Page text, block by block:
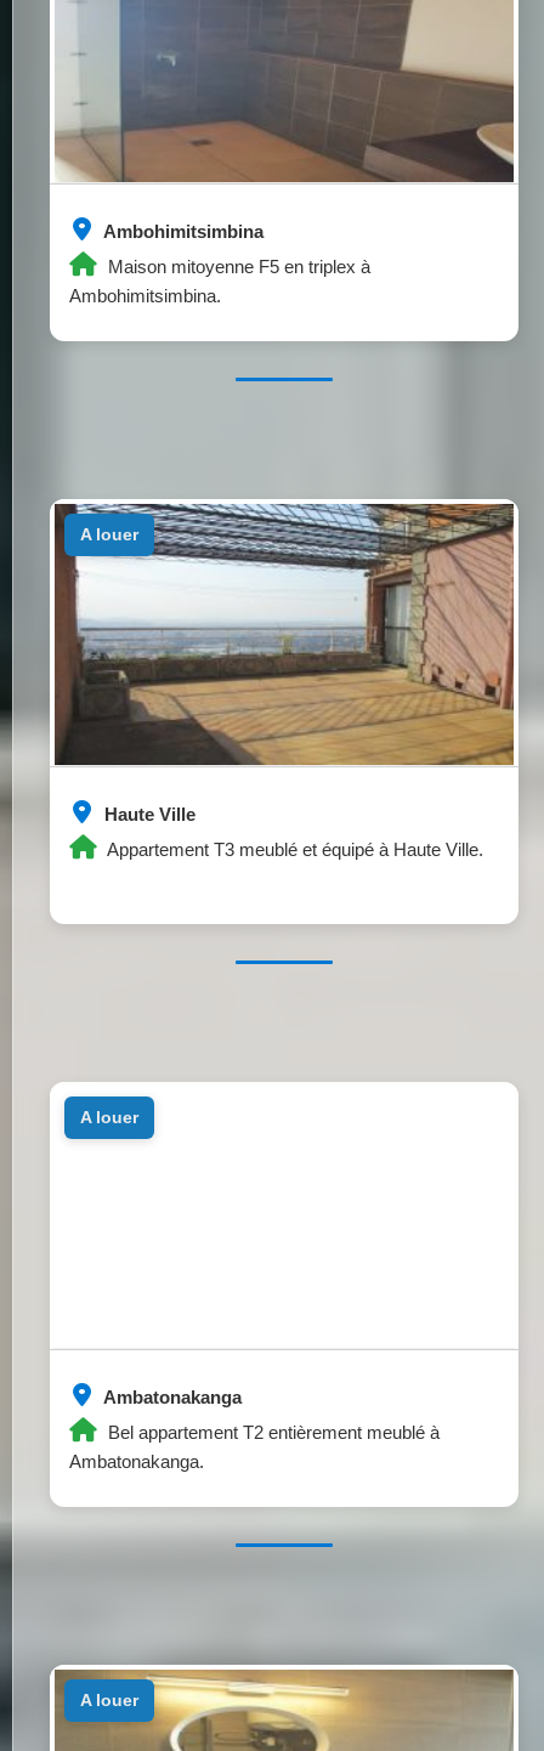
Ambohimitsimbina
Maison mitoyenne F5 en triplex à
Ambohimitsimbina.
Haute Ville
Appartement T3 meublé et équipé à Haute Ville.
a louer
Ambatonakanga
Bel appartement T2 entièrement meublé à
Ambatonakanga.
a louer
a louer